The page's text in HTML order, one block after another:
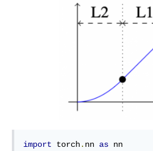
import torch. nn as nn